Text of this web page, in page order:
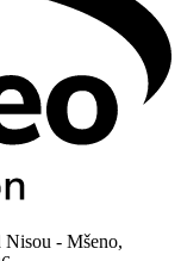
- Mšeno,